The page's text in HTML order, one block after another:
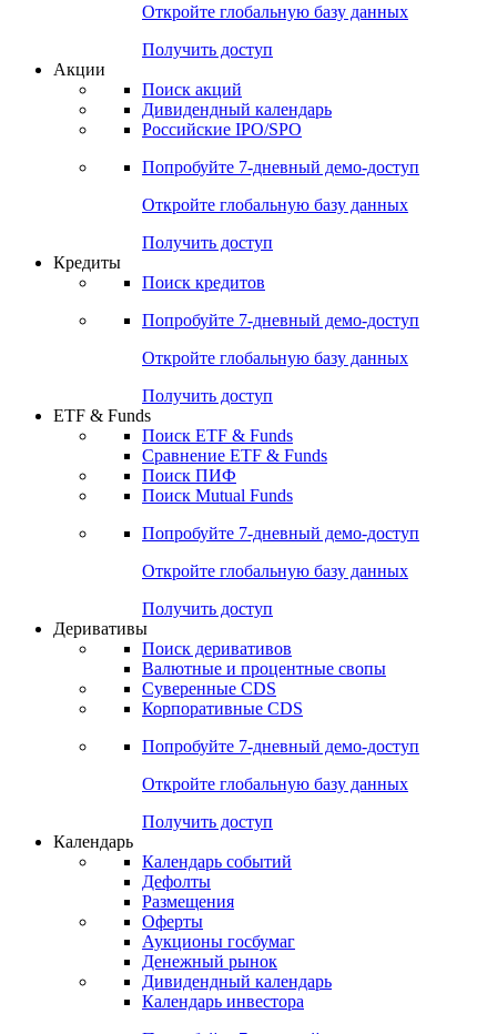
Откройте глобальную базу данных
Получить доступ
Акции
Поиск акций
Дивидендный календарь
Российские IPO/SPO
Попробуйте 7-дневный демо-доступ
Откройте глобальную базу данных
Получить доступ
Кредиты
Поиск кредитов
Попробуйте 7-дневный демо-доступ
Откройте глобальную базу данных
Получить доступ
ETF & Funds
Поиск ETF & Funds
Сравнение ETF & Funds
Поиск ПИФ
Поиск Mutual Funds
Попробуйте 7-дневный демо-доступ
Откройте глобальную базу данных
Получить доступ
Деривативы
Поиск деривативов
Валютные и процентные свопы
Суверенные CDS
Корпоративные CDS
Попробуйте 7-дневный демо-доступ
Откройте глобальную базу данных
Получить доступ
Календарь
Календарь событий
Дефолты
Размещения
Оферты
Аукционы госбумаг
Денежный рынок
Дивидендный календарь
Календарь инвестора